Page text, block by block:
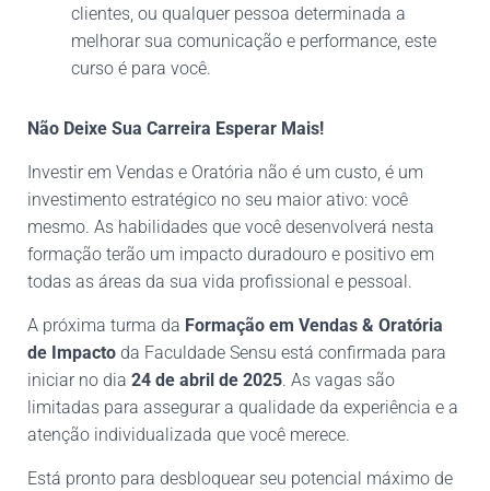
clientes, ou qualquer pessoa determinada a
melhorar sua comunicação e performance, este
curso é para você.
Não Deixe Sua Carreira Esperar Mais!
Investir em Vendas e Oratória não é um custo, é um
investimento estratégico no seu maior ativo: você
mesmo. As habilidades que você desenvolverá nesta
formação terão um impacto duradouro e positivo em
todas as áreas da sua vida profissional e pessoal.
A próxima turma da Formação em Vendas & Oratória
de Impacto da Faculdade Sensu está confirmada para
iniciar no dia 24 de abril de 2025. As vagas são
limitadas para assegurar a qualidade da experiência e a
atenção individualizada que você merece.
Está pronto para desbloquear seu potencial máximo de